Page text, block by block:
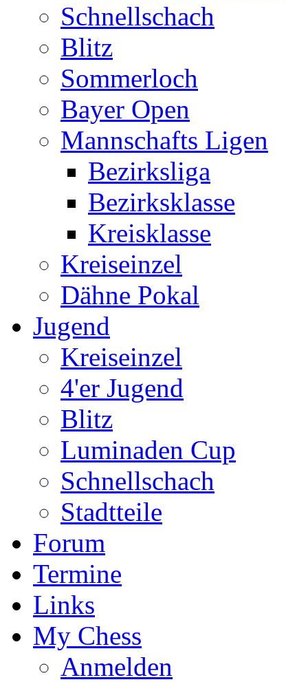
Schnellschach
Blitz
Sommerloch
Bayer Open
Mannschafts Ligen
Bezirksliga
Bezirksklasse
Kreisklasse
Kreiseinzel
Dähne Pokal
Jugend
Kreiseinzel
4'er Jugend
Blitz
Luminaden Cup
Schnellschach
Stadtteile
Forum
Termine
Links
My Chess
Anmelden